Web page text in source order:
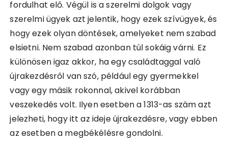
fordulhat elő. Végül is a szerelmi dolgok vagy
szerelmi ügyek azt jelentik, hogy ezek szívügyek, és
hogy ezek olyan döntések, amelyeket nem szabad
elsietni. Nem szabad azonban túl sokáig várni. Ez
különösen igaz akkor, ha egy családtaggal való
újrakezdésről van szó, például egy gyermekkel
vagy egy másik rokonnal, akivel korábban
veszekedés volt. Ilyen esetben a 1313-as szám azt
jelezheti, hogy itt az ideje újrakezdésre, vagy ebben
az esetben a megbékélésre gondolni.